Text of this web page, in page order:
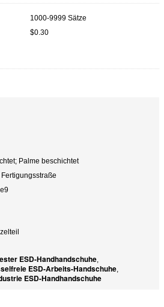
1000-9999 Sätze
$0.30
Palme beschichtet
ESD-Handhandschuhe,
ESD-Arbeits-Handschuhe,
ESD-Handhandschuhe